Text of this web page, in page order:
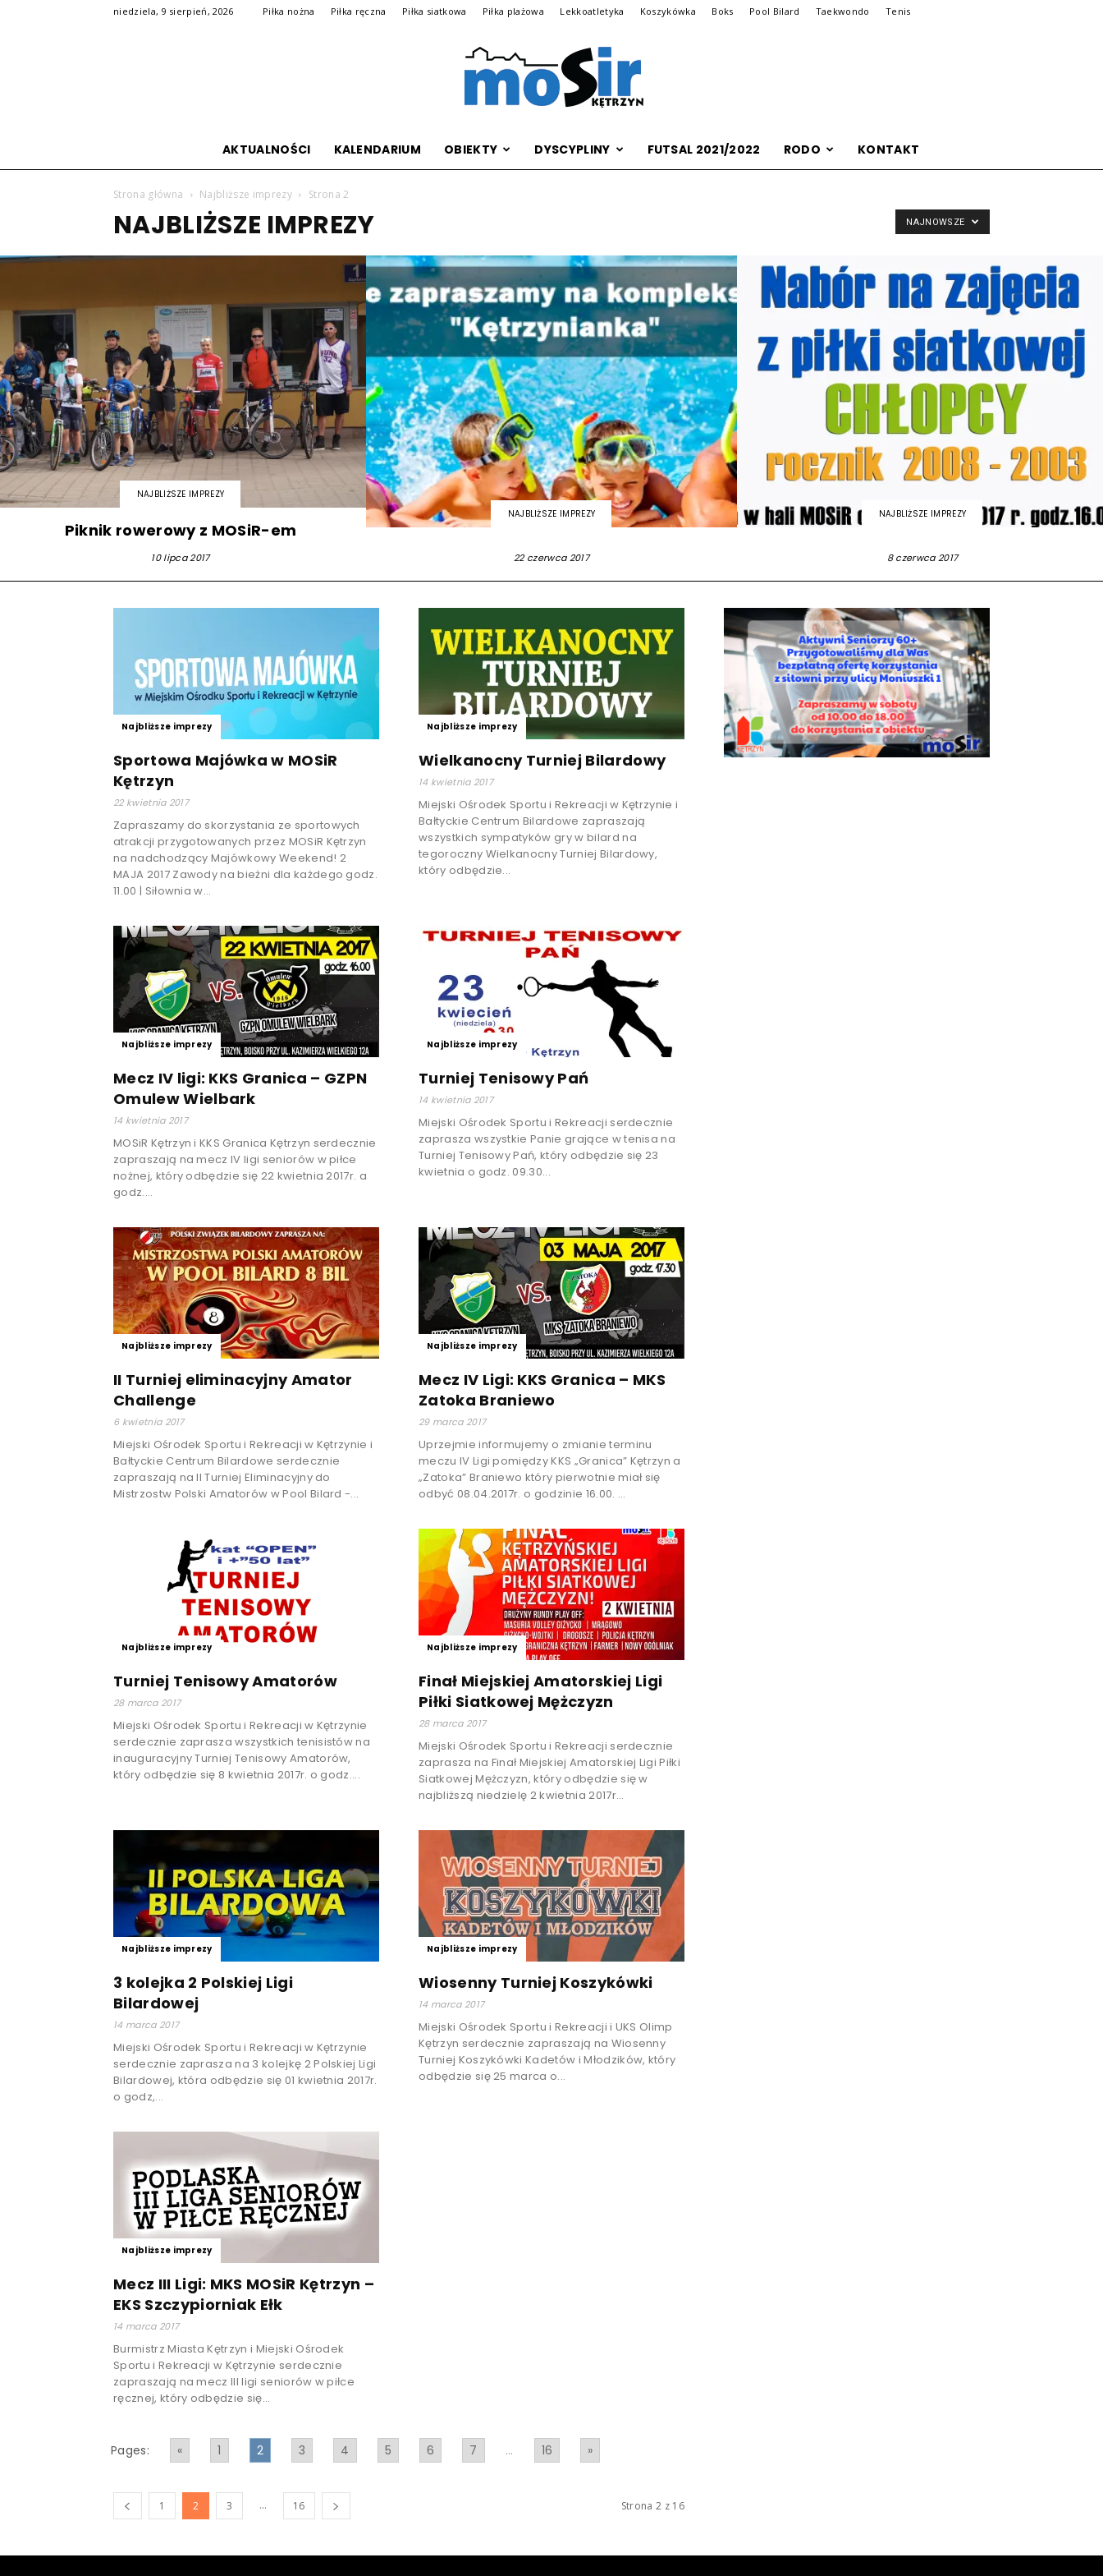
niedziela, 9 sierpień, 2026 Piłka nożna Piłka ręczna Piłka siatkowa Piłka plażowa Lekkoatletyka Koszykówka Boks Pool Bilard Taekwondo Tenis
Archiwalna
wersja
strony
MOSiR
AKTUALNOŚCI KALENDARIUM OBIEKTY DYSCYPLINY FUTSAL 2021/2022 RODO KONTAKT
Strona główna Najbliższe imprezy Strona 2
NAJBLIŻSZE IMPREZY NAJNOWSZE
NAJBLIŻSZE IMPREZY
Piknik rowerowy z MOSiR-em
10 lipca 2017
NAJBLIŻSZE IMPREZY
22 czerwca 2017
NAJBLIŻSZE IMPREZY
8 czerwca 2017
Najbliższe imprezy
Sportowa Majówka w MOSiR
Kętrzyn
22 kwietnia 2017
Zapraszamy do skorzystania ze sportowych
atrakcji przygotowanych przez MOSiR Kętrzyn
na nadchodzący Majówkowy Weekend! 2
MAJA 2017 Zawody na bieżni dla każdego godz.
11.00 | Siłownia w...
Najbliższe imprezy
Wielkanocny Turniej Bilardowy
14 kwietnia 2017
Miejski Ośrodek Sportu i Rekreacji w Kętrzynie i
Bałtyckie Centrum Bilardowe zapraszają
wszystkich sympatyków gry w bilard na
tegoroczny Wielkanocny Turniej Bilardowy,
który odbędzie...
Najbliższe imprezy
Mecz IV ligi: KKS Granica – GZPN
Omulew Wielbark
14 kwietnia 2017
MOSiR Kętrzyn i KKS Granica Kętrzyn serdecznie
zapraszają na mecz IV ligi seniorów w piłce
nożnej, który odbędzie się 22 kwietnia 2017r. a
godz....
Najbliższe imprezy
Turniej Tenisowy Pań
14 kwietnia 2017
Miejski Ośrodek Sportu i Rekreacji serdecznie
zaprasza wszystkie Panie grające w tenisa na
Turniej Tenisowy Pań, który odbędzie się 23
kwietnia o godz. 09.30...
Najbliższe imprezy
II Turniej eliminacyjny Amator
Challenge
6 kwietnia 2017
Miejski Ośrodek Sportu i Rekreacji w Kętrzynie i
Bałtyckie Centrum Bilardowe serdecznie
zapraszają na II Turniej Eliminacyjny do
Mistrzostw Polski Amatorów w Pool Bilard -...
Najbliższe imprezy
Mecz IV Ligi: KKS Granica – MKS
Zatoka Braniewo
29 marca 2017
Uprzejmie informujemy o zmianie terminu
meczu IV Ligi pomiędzy KKS „Granica” Kętrzyn a
„Zatoka” Braniewo który pierwotnie miał się
odbyć 08.04.2017r. o godzinie 16.00. ...
Najbliższe imprezy
Turniej Tenisowy Amatorów
28 marca 2017
Miejski Ośrodek Sportu i Rekreacji w Kętrzynie
serdecznie zaprasza wszystkich tenisistów na
inauguracyjny Turniej Tenisowy Amatorów,
który odbędzie się 8 kwietnia 2017r. o godz....
Najbliższe imprezy
Finał Miejskiej Amatorskiej Ligi
Piłki Siatkowej Mężczyzn
28 marca 2017
Miejski Ośrodek Sportu i Rekreacji serdecznie
zaprasza na Finał Miejskiej Amatorskiej Ligi Piłki
Siatkowej Mężczyzn, który odbędzie się w
najbliższą niedzielę 2 kwietnia 2017r...
Najbliższe imprezy
3 kolejka 2 Polskiej Ligi
Bilardowej
14 marca 2017
Miejski Ośrodek Sportu i Rekreacji w Kętrzynie
serdecznie zaprasza na 3 kolejkę 2 Polskiej Ligi
Bilardowej, która odbędzie się 01 kwietnia 2017r.
o godz,...
Najbliższe imprezy
Wiosenny Turniej Koszykówki
14 marca 2017
Miejski Ośrodek Sportu i Rekreacji i UKS Olimp
Kętrzyn serdecznie zapraszają na Wiosenny
Turniej Koszykówki Kadetów i Młodzików, który
odbędzie się 25 marca o...
Najbliższe imprezy
Mecz III Ligi: MKS MOSiR Kętrzyn –
EKS Szczypiorniak Ełk
14 marca 2017
Burmistrz Miasta Kętrzyn i Miejski Ośrodek
Sportu i Rekreacji w Kętrzynie serdecznie
zapraszają na mecz III ligi seniorów w piłce
ręcznej, który odbędzie się...
Pages: « 1 2 3 4 5 6 7 ... 16 »
1 2 3 ... 16 Strona 2 z 16